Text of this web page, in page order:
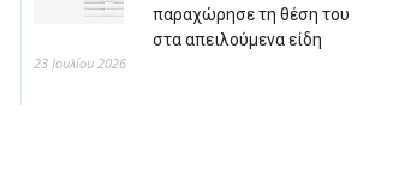
παραχώρησε τη θέση του
στα απειλούμενα είδη
23 Ιουλίου 2026